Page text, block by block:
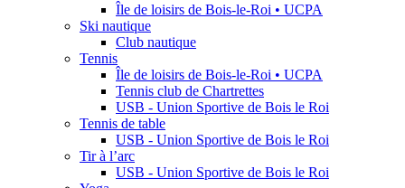
Île de loisirs de Bois-le-Roi • UCPA
Ski nautique
Club nautique
Tennis
Île de loisirs de Bois-le-Roi • UCPA
Tennis club de Chartrettes
USB - Union Sportive de Bois le Roi
Tennis de table
USB - Union Sportive de Bois le Roi
Tir à l’arc
USB - Union Sportive de Bois le Roi